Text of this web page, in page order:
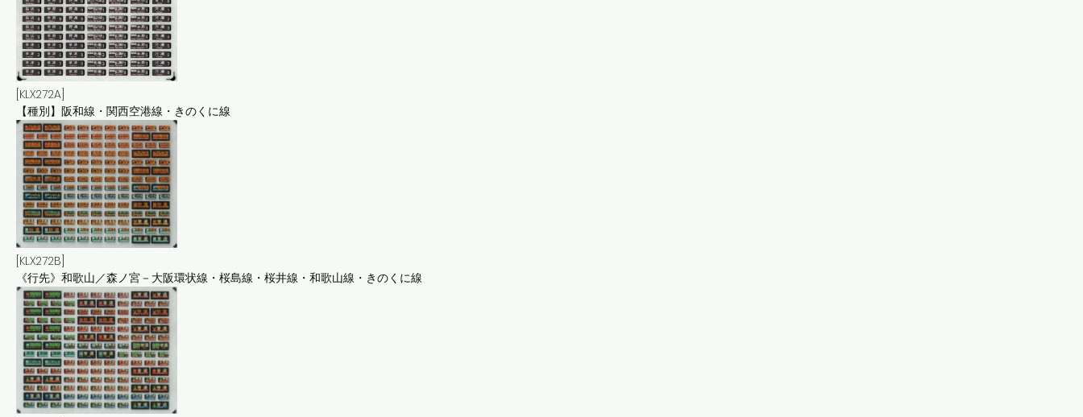
[KLX272A]
【種別】阪和線・関西空港線・きのくに線
[KLX272B]
《行先》和歌山／森ノ宮－大阪環状線・桜島線・桜井線・和歌山線・きのくに線